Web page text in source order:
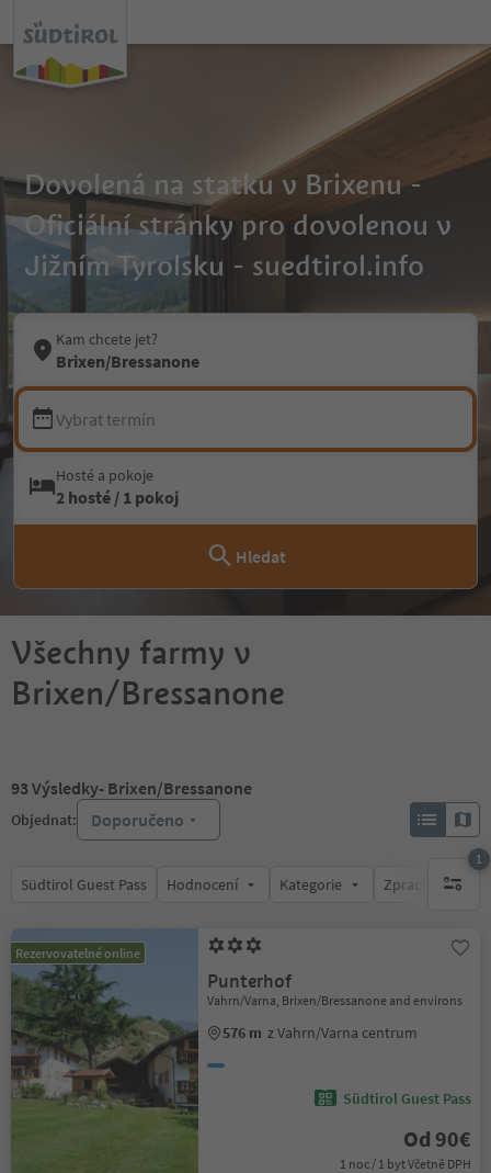
Dovolená na statku v Brixenu -
Oficiální stránky pro dovolenou v
Jižním Tyrolsku - suedtirol.info
Kam chcete jet?
Brixen/Bressanone
Vybrat termín
Hosté a pokoje
2 hosté / 1 pokoj
Hledat
Všechny farmy v
Brixen/Bressanone
93 Výsledky- Brixen/Bressanone
Objednat: Doporučeno
Südtirol Guest Pass Hodnocení Kategorie Zpracovává
1
1
Rezervovatelné online
Punterhof
Vahrn/Varna, Brixen/Bressanone and environs
576 m z Vahrn/Varna centrum
Südtirol Guest Pass
Od 90€
1 noc / 1 byt Včetně DPH